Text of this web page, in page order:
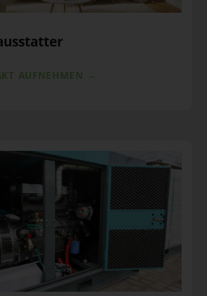
AUFNEHMEN →